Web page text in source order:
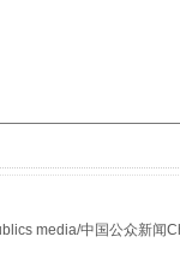
media/中国公众新闻